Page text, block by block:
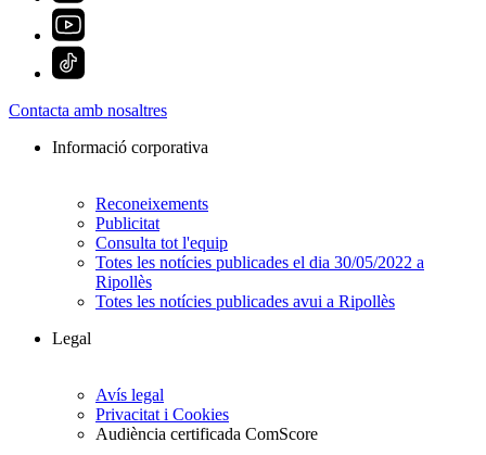
Contacta amb nosaltres
Informació corporativa
Reconeixements
Publicitat
Consulta tot l'equip
Totes les notícies publicades el dia 30/05/2022 a
Ripollès
Totes les notícies publicades avui a Ripollès
Legal
Avís legal
Privacitat i Cookies
Audiència certificada ComScore